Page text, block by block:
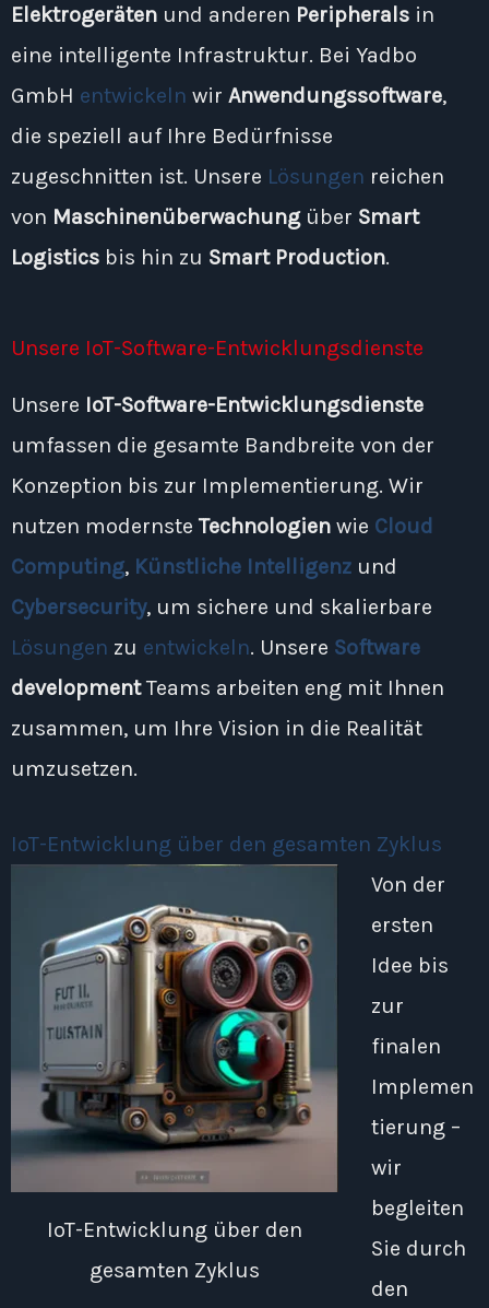
Elektrogeräten und anderen Peripherals in
eine intelligente Infrastruktur. Bei Yadbo
GmbH entwickeln wir Anwendungssoftware,
die speziell auf Ihre Bedürfnisse
zugeschnitten ist. Unsere Lösungen reichen
von Maschinenüberwachungüber Smart
Logistics bis hin zu Smart Production.
Unsere IoT-Software-Entwicklungsdienste
Unsere IoT-Software-Entwicklungsdienste
umfassen die gesamte Bandbreite von der
Konzeption bis zur Implementierung. Wir
nutzen modernste Technologien wie Cloud
Computing, Künstliche Intelligenz und
Cybersecurity, um sichere und skalierbare
Lösungen zu entwickeln. Unsere Software
developmentTeams arbeiten eng mit Ihnen
zusammen, um Ihre Vision in die Realität
umzusetzen.
IoT-Entwicklung über den gesamten Zyklus
IoT-Entwicklung über den
gesamten Zyklus
Von der
ersten
Idee bis
zur
finalen
Implemen
tierung –
wir
begleiten
Sie durch
den